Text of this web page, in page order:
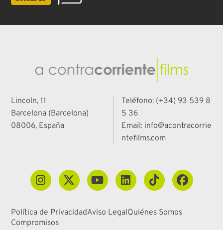
Lincoln, 11
Barcelona (Barcelona)
08006, España
Teléfono: (+34) 93 539 8
5 36
Email: info@acontracorrie
ntefilms.com
Política de PrivacidadAviso LegalQuiénes Somos
Compromisos